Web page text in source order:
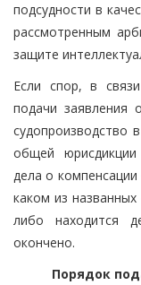
подсудности в
рассмотренным
защите
Если спор, в
подачи заявления
судопроизводство
общей
дела о
каком из
либо находится
окончено.
Порядок